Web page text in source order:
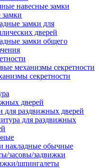
навесные замки
замки для
дверей
замки общего
механизмы секретности
секретности
дверей
для раздвижных дверей
для раздвижных
накладные обычные
засовы/задвижки
шпингалеты